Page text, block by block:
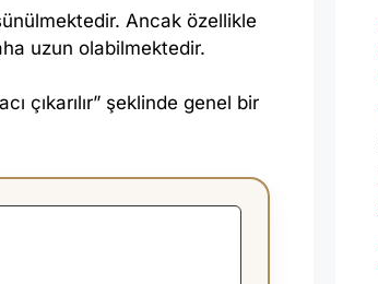
Ancak özellikle
uzun olabilmektedir.
çıkarılır” şeklinde genel bir